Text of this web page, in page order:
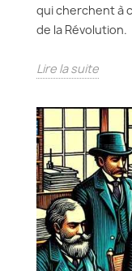
qui cherchent à
de la Révolution.
Lire la suite